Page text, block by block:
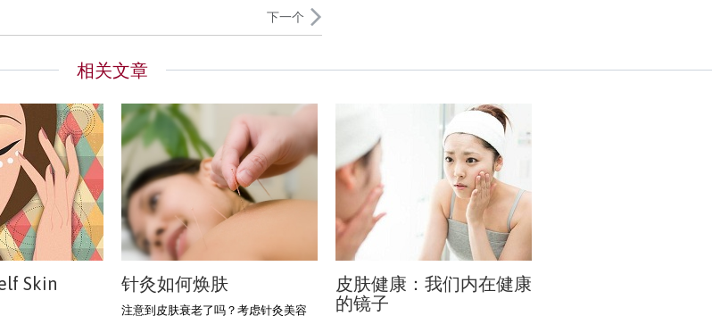
下一个
Skin
针灸如何焕肤
注意到皮肤衰老了吗？考虑针灸美容
皮肤健康：我们内在健康
的镜子